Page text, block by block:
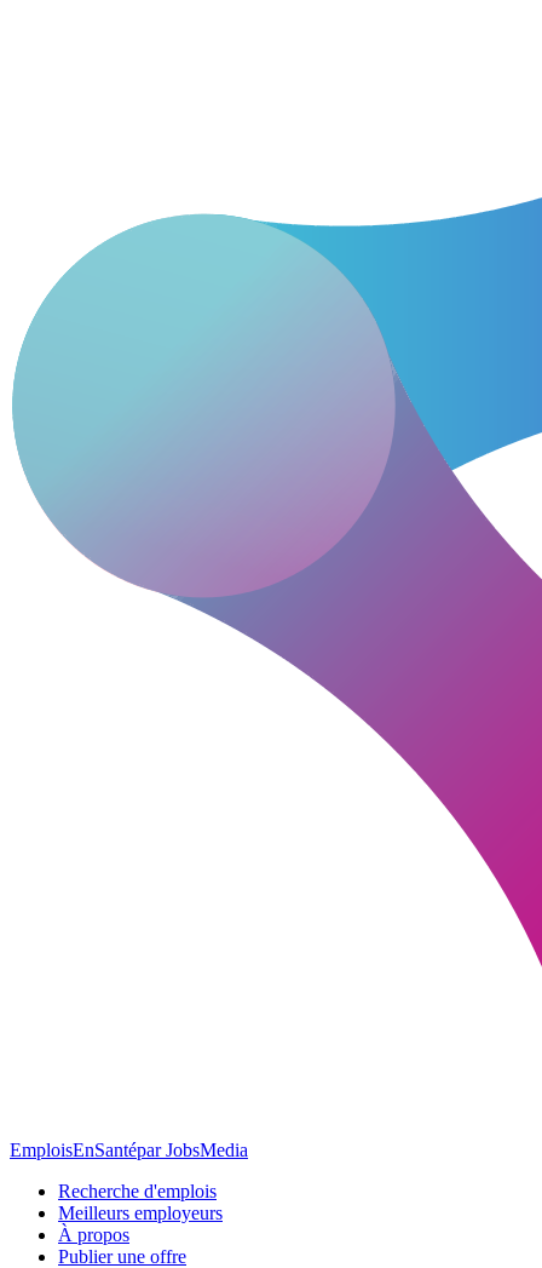
EmploisEnSantépar JobsMedia
Recherche d'emplois
Meilleurs employeurs
À propos
Publier une offre